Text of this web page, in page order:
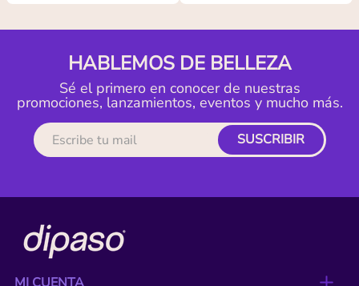
HABLEMOS DE BELLEZA
Sé el primero en conocer de nuestras
promociones, lanzamientos, eventos y mucho más.
SUSCRIBIR